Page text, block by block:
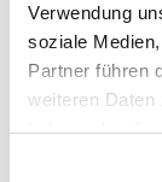
Verwendung
soziale
Partner führen
weiteren Daten
haben oder die
Angebot:
Faehrte,
Agility,